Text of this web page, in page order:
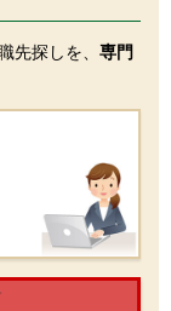
先探しを、 専門